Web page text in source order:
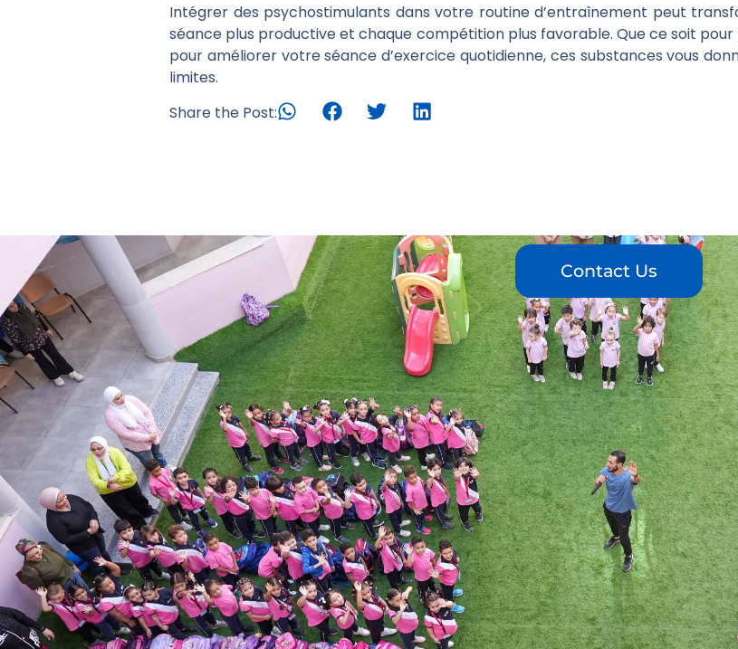
Intégrer des psychostimulants dans votre routine d’entraînement peut
séance plus productive et chaque compétition plus favorable. Que ce soit
pour améliorer votre séance d’exercice quotidienne, ces substances vous
limites.
Share the Post:
Contact Us